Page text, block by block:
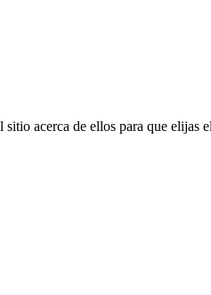
acerca de ellos para que elijas